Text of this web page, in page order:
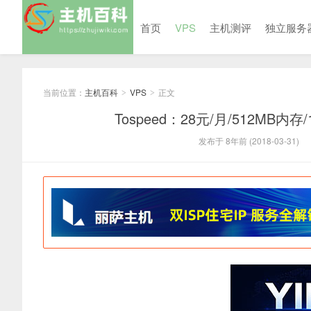
首页 VPS 主机测评 独立服务
当前位置： 主机百科 > VPS > 正文
Tospeed：28元/月/512MB内
发布于 8年前 (2018-03-31)